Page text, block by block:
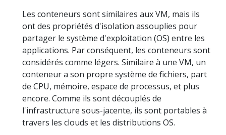
Les conteneurs sont similaires aux VM, mais ils
ont des propriétés d'isolation assouplies pour
partager le système d'exploitation (OS) entre les
applications. Par conséquent, les conteneurs sont
considérés comme légers. Similaire à une VM, un
conteneur a son propre système de fichiers, part
de CPU, mémoire, espace de processus, et plus
encore. Comme ils sont découplés de
l'infrastructure sous-jacente, ils sont portables à
travers les clouds et les distributions OS.